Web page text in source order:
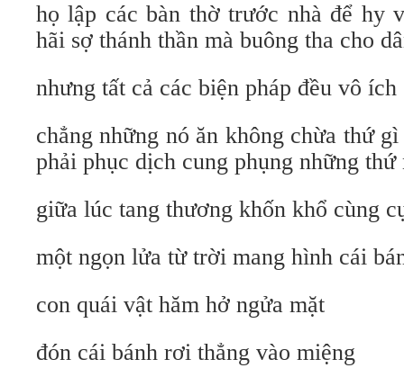
họ lập các bàn thờ trước nhà để hy
hãi sợ thánh thần mà buông tha cho
nhưng tất cả các biện pháp đều vô ích
chẳng những nó ăn không chừa thứ
phải phục dịch cung phụng những thứ
giữa lúc tang thương khốn khổ cùng
một ngọn lửa từ trời mang hình cái
con quái vật hăm hở ngửa mặt
đón cái bánh rơi thẳng vào miệng